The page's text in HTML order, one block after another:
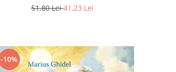
51,80 Lei41,23 Lei
-10%